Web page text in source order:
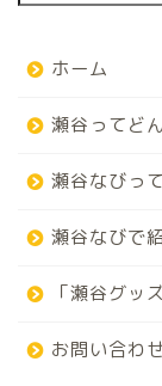
ホーム
瀬谷ってど
瀬谷なびっ
瀬谷なびで
「瀬谷グッ
お問い合わ